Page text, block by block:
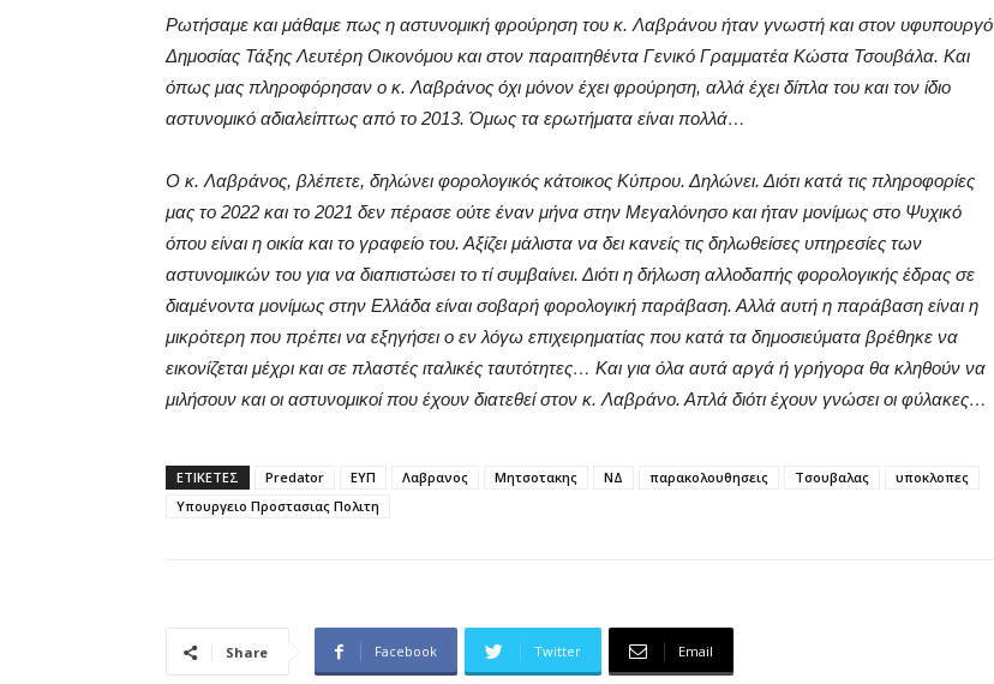
Ρωτήσαμε και μάθαμε πως η αστυνομική φρούρηση του κ. Λαβράνου ήταν γνωστή και στον υφυπουργό
Δημοσίας Τάξης Λευτέρη Οικονόμου και στον παραιτηθέντα Γενικό Γραμματέα Κώστα Τσουβάλα. Και
όπως μας πληροφόρησαν ο κ. Λαβράνος όχι μόνον έχει φρούρηση, αλλά έχει δίπλα του και τον ίδιο
αστυνομικό αδιαλείπτως από το 2013. Όμως τα ερωτήματα είναι πολλά…
Ο κ. Λαβράνος, βλέπετε, δηλώνει φορολογικός κάτοικος Κύπρου. Δηλώνει. Διότι κατά τις πληροφορίες
μας το 2022 και το 2021 δεν πέρασε ούτε έναν μήνα στην Μεγαλόνησο και ήταν μονίμως στο Ψυχικό
όπου είναι η οικία και το γραφείο του. Αξίζει μάλιστα να δει κανείς τις δηλωθείσες υπηρεσίες των
αστυνομικών του για να διαπιστώσει το τί συμβαίνει. Διότι η δήλωση αλλοδαπής φορολογικής έδρας σε
διαμένοντα μονίμως στην Ελλάδα είναι σοβαρή φορολογική παράβαση. Αλλά αυτή η παράβαση είναι η
μικρότερη που πρέπει να εξηγήσει ο εν λόγω επιχειρηματίας που κατά τα δημοσιεύματα βρέθηκε να
εικονίζεται μέχρι και σε πλαστές ιταλικές ταυτότητες… Και για όλα αυτά αργά ή γρήγορα θα κληθούν να
μιλήσουν και οι αστυνομικοί που έχουν διατεθεί στον κ. Λαβράνο. Απλά διότι έχουν γνώσει οι φύλακες…
ΕΤΙΚΕΤΕΣ Predator ΕΥΠ Λαβρανος Μητσοτακης ΝΔ παρακολουθησεις Τσουβαλας
υποκλοπες
Υπουργειο Προστασιας Πολιτη
Share Facebook Twitter Email